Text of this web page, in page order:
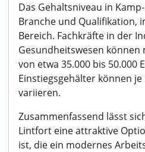
Das Gehaltsniveau in
Branche und Qualifikation,
Bereich. Fachkräfte in der
Gesundheitswesen
von etwa 35.000 bis 50.000
Einstiegsgehälter können
variieren.
Zusammenfassend lässt
Lintfort eine attraktive
ist, die ein modernes